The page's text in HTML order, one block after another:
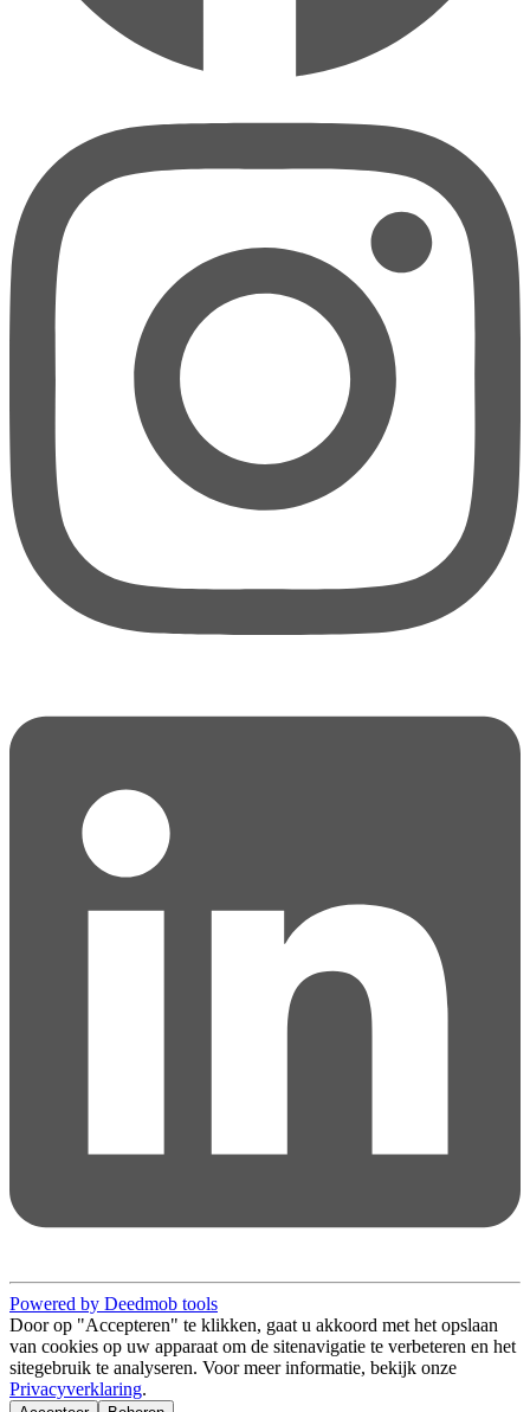
Powered by Deedmob tools
Door op "Accepteren" te klikken, gaat u akkoord met het opslaan
van cookies op uw apparaat om de sitenavigatie te verbeteren en het
sitegebruik te analyseren. Voor meer informatie, bekijk onze
Privacyverklaring.